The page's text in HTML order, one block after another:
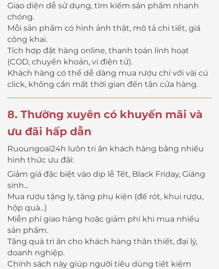
Giao diện dễ sử dụng, tìm kiếm sản phẩm nhanh
chóng.
Mỗi sản phẩm có hình ảnh thật, mô tả chi tiết, giá
công khai.
Tích hợp đặt hàng online, thanh toán linh hoạt
(COD, chuyển khoản, ví điện tử).
Khách hàng có thể dễ dàng mua rượu chỉ với vài cú
click, không cần mất thời gian đến tận cửa hàng.
8. Thường xuyên có khuyến mãi và
ưu đãi hấp dẫn
Ruoungoai24h luôn tri ân khách hàng bằng nhiều
hình thức ưu đãi:
Giảm giá đặc biệt vào dịp lễ Tết, Black Friday, Giáng
sinh...
Mua rượu tặng ly, tặng phụ kiện (đế rót, khui rượu,
hộp quà...)
Miễn phí giao hàng hoặc giảm phí khi mua nhiều
sản phẩm.
Tặng quà tri ân cho khách hàng thân thiết, đại lý,
doanh nghiệp.
Chính sách này giúp người tiêu dùng tiết kiệm